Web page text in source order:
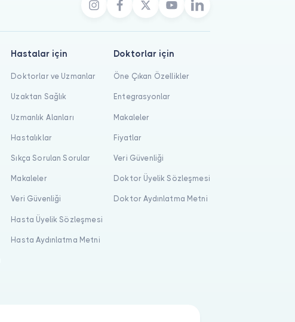
Hastalar için
Doktorlar ve Uzmanlar
Uzaktan Sağlık
Uzmanlık Alanları
Hastalıklar
Sıkça Sorulan Sorular
Makaleler
Veri Güvenliği
Hasta Üyelik Sözleşmesi
Hasta Aydınlatma Metni
Doktorlar için
Öne Çıkan Özellikler
Entegrasyonlar
Makaleler
Fiyatlar
Veri Güvenliği
Doktor Üyelik Sözleşmesi
Doktor Aydınlatma Metni